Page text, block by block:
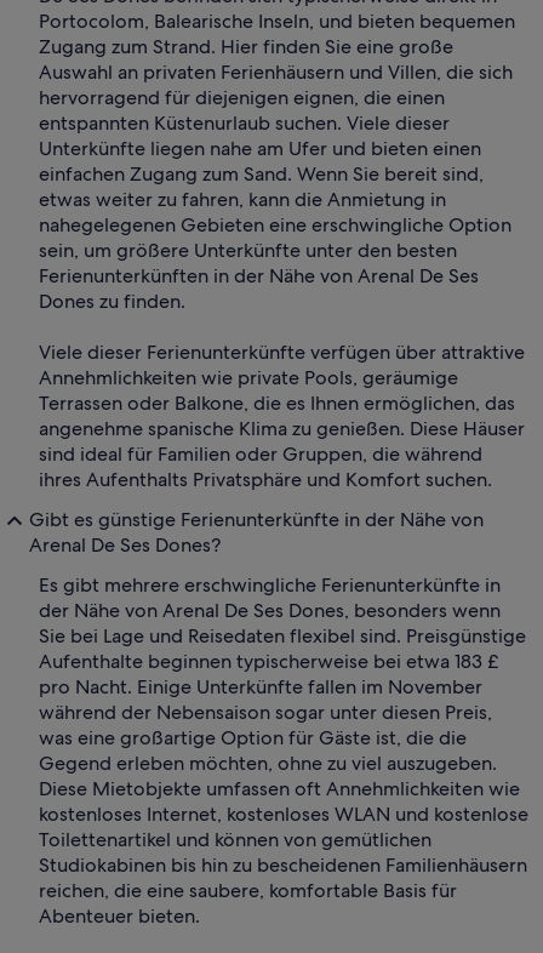
Portocolom, Balearische Inseln, und bieten bequemen
Zugang zum Strand. Hier finden Sie eine große
Auswahl an privaten Ferienhäusern und Villen, die sich
hervorragend für diejenigen eignen, die einen
entspannten Küstenurlaub suchen. Viele dieser
Unterkünfte liegen nahe am Ufer und bieten einen
einfachen Zugang zum Sand. Wenn Sie bereit sind,
etwas weiter zu fahren, kann die Anmietung in
nahegelegenen Gebieten eine erschwingliche Option
sein, um größere Unterkünfte unter den besten
Ferienunterkünften in der Nähe von Arenal De Ses
Dones zu finden.
Viele dieser Ferienunterkünfte verfügen über attraktive
Annehmlichkeiten wie private Pools, geräumige
Terrassen oder Balkone, die es Ihnen ermöglichen, das
angenehme spanische Klima zu genießen. Diese Häuser
sind ideal für Familien oder Gruppen, die während
ihres Aufenthalts Privatsphäre und Komfort suchen.
Gibt es günstige Ferienunterkünfte in der Nähe von
Arenal De Ses Dones?
Es gibt mehrere erschwingliche Ferienunterkünfte in
der Nähe von Arenal De Ses Dones, besonders wenn
Sie bei Lage und Reisedaten flexibel sind. Preisgünstige
Aufenthalte beginnen typischerweise bei etwa 183 £
pro Nacht. Einige Unterkünfte fallen im November
während der Nebensaison sogar unter diesen Preis,
was eine großartige Option für Gäste ist, die die
Gegend erleben möchten, ohne zu viel auszugeben.
Diese Mietobjekte umfassen oft Annehmlichkeiten wie
kostenloses Internet, kostenloses WLAN und kostenlose
Toilettenartikel und können von gemütlichen
Studiokabinen bis hin zu bescheidenen Familienhäusern
reichen, die eine saubere, komfortable Basis für
Abenteuer bieten.